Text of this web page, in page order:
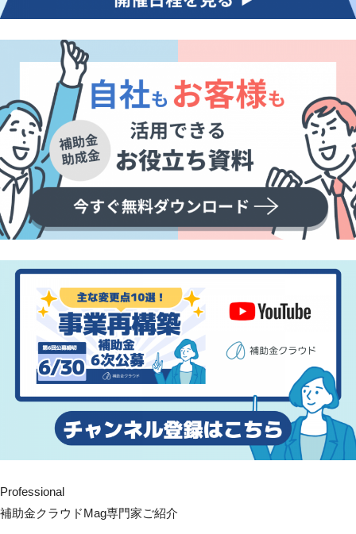
Professional
補助金クラウドMag専門家ご紹介